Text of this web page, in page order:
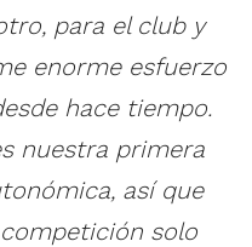
para el club y
enorme esfuerzo
hace tiempo.
nuestra primera
así que
solo